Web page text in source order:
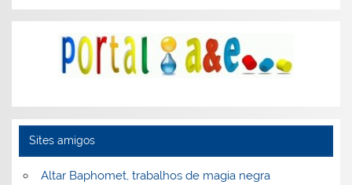
Sites amigos
Altar Baphomet, trabalhos de magia negra